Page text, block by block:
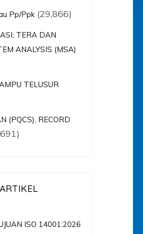
Pp/Ppk (29,866)
TERA DAN
ANALYSIS (MSA)
TELUSUR
(PQCS), RECORD
ISO 14001:2026